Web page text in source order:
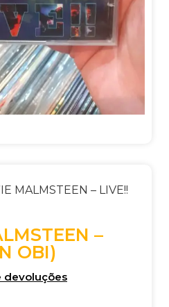
MALMSTEEN – LIVE!!
–
OBI)
devoluções